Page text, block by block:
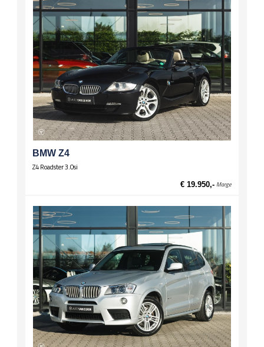
Spiegels
El. verstelbare spiegels
El. verstelbare spiegels, verwarmd
Stuurwiel
Lederen stuur
Wielen
Lichtmetalen velgen 17 inch
Zittingen
Bestuurdersstoel hoogte verstelbaar
BMW Z4
Z4 Roadster 3.0si
€ 19.950,- Marge